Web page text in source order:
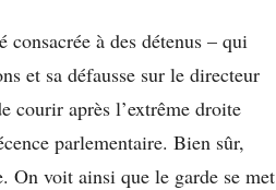
à des détenus – qui
et sa défausse sur le directeur
courir après l’extrême droite
parlementaire. Bien sûr,
On voit ainsi que le garde se met